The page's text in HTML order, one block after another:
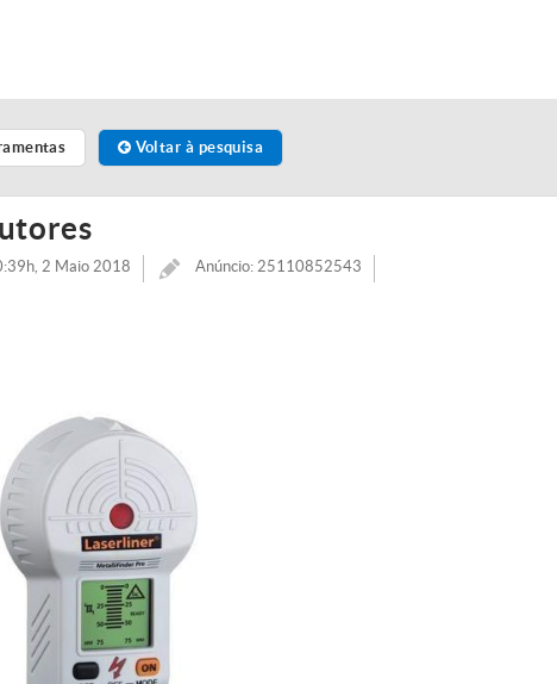
Voltar à pesquisa
2 Maio 2018 Anúncio: 25110852543